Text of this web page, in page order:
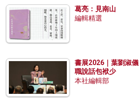
葛亮：見南山
編輯精選
書展2026｜葉劉淑
職說話包袱少
本社編輯部